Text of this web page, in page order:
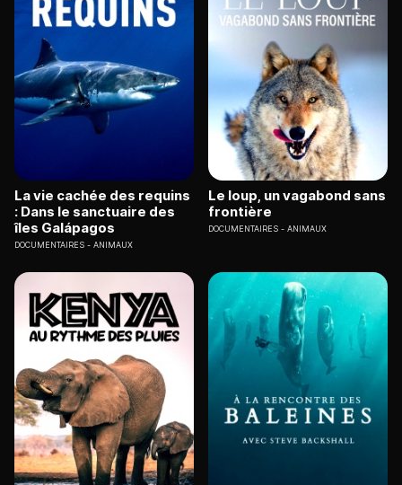
La vie cachée des requins
: Dans le sanctuaire des
îles Galápagos
DOCUMENTAIRES ANIMAUX
Le loup, un vagabond sans
frontière
DOCUMENTAIRES ANIMAUX